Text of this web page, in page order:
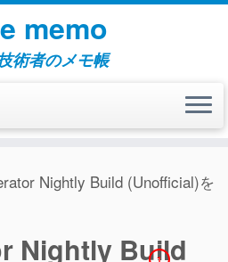
memo
術者のメモ帳
Nightly Build (Unofficial)を
Nightly Build
1